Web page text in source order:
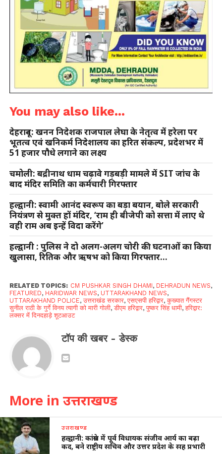
You may also like...
देहरादून: खनन निदेशक राजपाल लेघा के नेतृत्व में हरेला पर
भूतत्व एवं खनिकर्म निदेशालय का हरित संकल्प, प्रदेशभर में
51 हजार पौधे लगाने का लक्ष्य
चमोली: बद्रीनाथ धाम चढ़ावे गड़बड़ी मामले में SIT जांच के
बाद मंदिर समिति का कर्मचारी गिरफ्तार
हल्द्वानी: स्वामी आनंद स्वरूप का बड़ा बयान, बोले सरकारी
नियंत्रण से मुक्त हों मंदिर, ‘राम ही बीजेपी को सत्ता में लाए थे
वही राम अब इन्हें विदा करेंगे’
हल्द्वानी : पुलिस ने दो अलग-अलग चोरी की घटनाओं का किया
खुलासा, रितिक और ऋषभ को किया गिरफ्तार…
RELATED TOPICS: CM PUSHKAR SINGH DHAMI, DEHRADUN NEWS,
FEATURED, HARIDWAR NEWS, UTTARAKHAND NEWS,
UTTARAKHAND POLICE,उत्तराखंड सरकार,एसएसपी हरिद्वार,कुख्यात गैंगस्टर
सुनील राठी के गुर्गे विनय त्यागी को मारी गोली,डीएम हरिद्वार,पुष्कर सिंह धामी,हरिद्वार:
लक्सर में दिनदहाड़े शूटआउट
टॉप की खबर - डेस्क
More in उत्तराखण्ड
उत्तराखण्ड
हल्द्वानी: कांग्रेस में पूर्व विधायक संजीव आर्य का बढ़ा
कद, बने राष्ट्रीय सचिव और उत्तर प्रदेश के सह प्रभारी